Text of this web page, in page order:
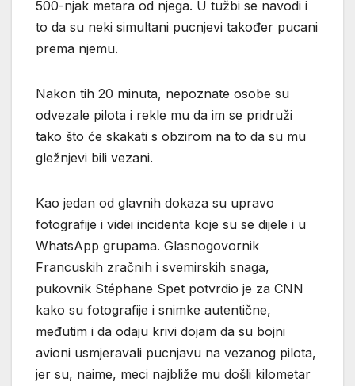
500-njak metara od njega. U tužbi se navodi i
to da su neki simultani pucnjevi također pucani
prema njemu.
Nakon tih 20 minuta, nepoznate osobe su
odvezale pilota i rekle mu da im se pridruži
tako što će skakati s obzirom na to da su mu
gležnjevi bili vezani.
Kao jedan od glavnih dokaza su upravo
fotografije i videi incidenta koje su se dijele i u
WhatsApp grupama. Glasnogovornik
Francuskih zračnih i svemirskih snaga,
pukovnik Stéphane Spet potvrdio je za CNN
kako su fotografije i snimke autentične,
međutim i da odaju krivi dojam da su bojni
avioni usmjeravali pucnjavu na vezanog pilota,
jer su, naime, meci najbliže mu došli kilometar